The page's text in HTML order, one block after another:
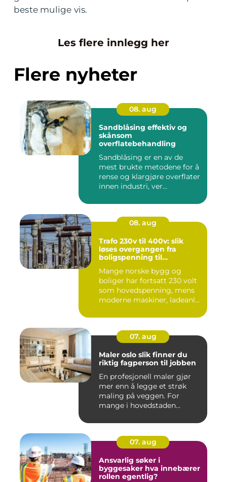
beste mulige vis.
Les flere innlegg her
Flere nyheter
08. aug
Sandblåsing effektiv og
skånsom
overflatebehandling
Sandblåsing er en av de
mest brukte metodene for å
rense og klargjøre overflater
innen industri, ver...
08. aug
Trafo 230v til 400v: slik
løses overgangen fra
boligspenning til
Mange norske bygg og
boliger har fortsatt 230 volt
som hovedspenning, mens
moderne maskiner, ladeanl...
07. aug
Maler oslo slik finner du
riktig fagperson til jobben
En profesjonell maler gjør
mer enn å legge et strøk
maling på veggen. For
mange i hovedstaden
07. aug
Ansvarlig søker i
byggesaker hva innebærer
rollen egentlig?